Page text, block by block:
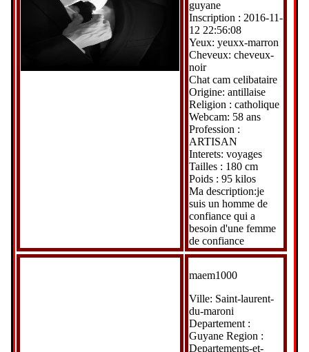
guyane
Inscription : 2016-11-
12 22:56:08
Yeux: yeuxx-marron
Cheveux: cheveux-
noir
Chat cam celibataire
Origine: antillaise
Religion : catholique
Webcam: 58 ans
Profession :
ARTISAN
Interets: voyages
Tailles : 180 cm
Poids : 95 kilos
Ma description:je
suis un homme de
confiance qui a
besoin d'une femme
de confiance
maem1000
Ville: Saint-laurent-
du-maroni
Departement :
Guyane Region :
Departements-et-